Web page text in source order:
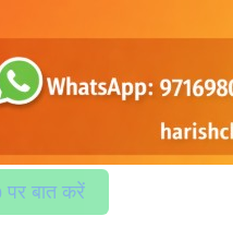
बात करें